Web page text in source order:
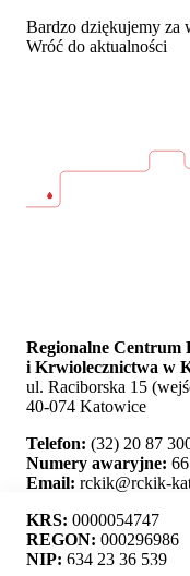
Ta strona
Bardzo dziękujemy za
Wróć do aktualności
Regionalne Centrum
i Krwiolecznictwa w
ul. Raciborska 15
40-074 Katowice
Telefon: (32) 20 87
Numery awaryjne:
Email: rckik@rckik-
KRS: 0000054747
REGON: 000296986
NIP: 634 23 36 539